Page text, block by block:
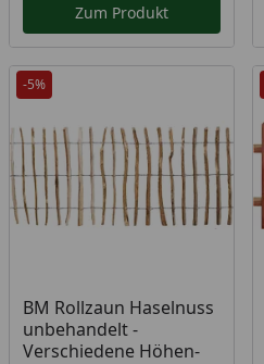
Zum Produkt
-5%
BM Rollzaun Haselnuss
unbehandelt -
Verschiedene Höhen-